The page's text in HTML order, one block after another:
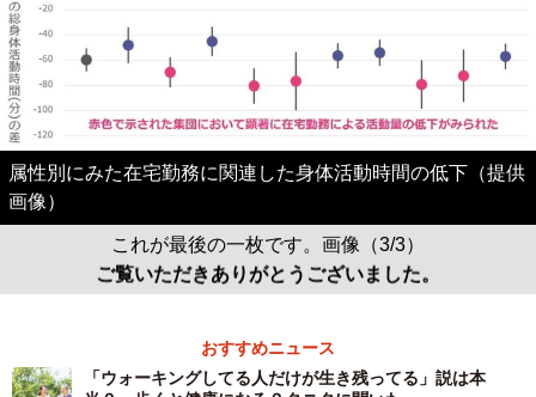
属性別にみた在宅勤務に関連した身体活動時間の低下（提供
画像）
これが最後の一枚です。画像（3/3）
ご覧いただきありがとうございました。
おすすめニュース
「ウォーキングしてる人だけが生き残ってる」説は本